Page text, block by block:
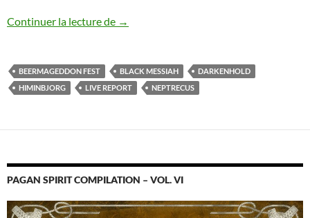
Continuer la lecture de Beermageddon Fest V
→
BEERMAGEDDON FEST BLACK MESSIAH
DARKENHOLD
HIMINBJORG
LIVE REPORT NEPTRECUS
PAGAN SPIRIT COMPILATION – VOL. VI